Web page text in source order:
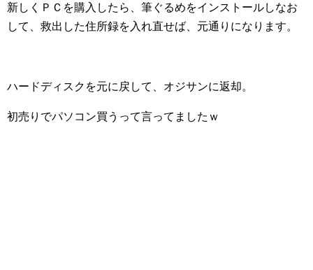
新しくＰＣを購入したら、筆ぐるめをインストールしなお
して、救出した住所録を入れ直せば、元通りになります。
ハードディスクを元に戻して、オジサンに返却。
初売りでパソコン買うって言ってましたｗ